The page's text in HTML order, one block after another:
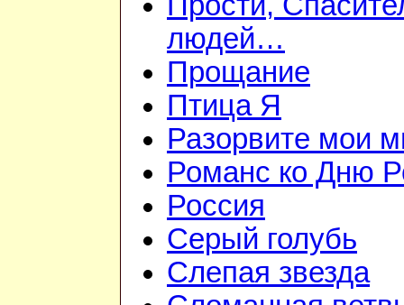
людей…
Прощание
Птица Я
Разорвите мои
Романс ко Дню
Россия
Серый голубь
Слепая звезда